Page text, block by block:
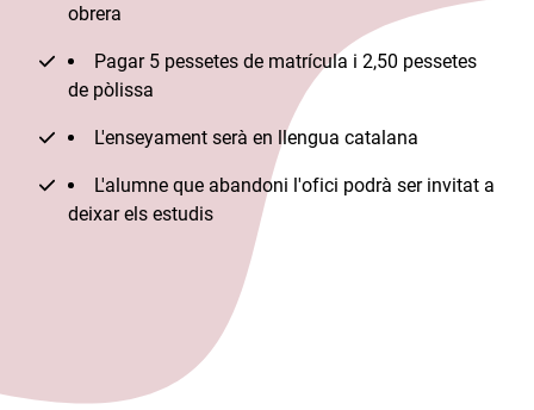
obrera
Pagar 5 pessetes de matrícula i 2,50 pessetes
de pòlissa
L'enseyament serà en llengua catalana
L'alumne que abandoni l'ofici podrà ser invitat a
deixar els estudis